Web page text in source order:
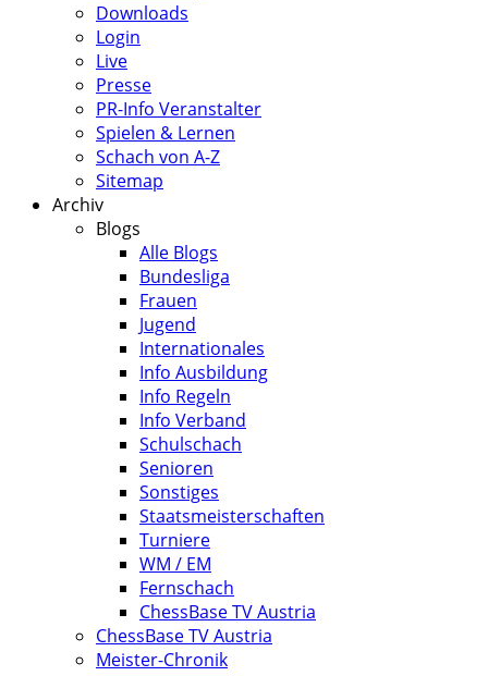
Downloads
Login
Live
Presse
PR-Info Veranstalter
Spielen & Lernen
Schach von A-Z
Sitemap
Archiv
Blogs
Alle Blogs
Bundesliga
Frauen
Jugend
Internationales
Info Ausbildung
Info Regeln
Info Verband
Schulschach
Senioren
Sonstiges
Staatsmeisterschaften
Turniere
WM / EM
Fernschach
ChessBase TV Austria
ChessBase TV Austria
Meister-Chronik